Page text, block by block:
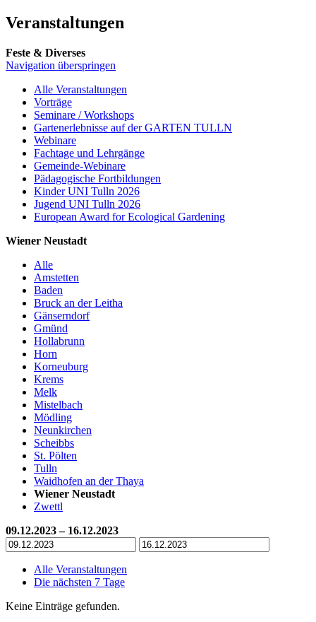
Veranstaltungen
Feste & Diverses
Navigation überspringen
Alle Veranstaltungen
Vorträge
Seminare / Workshops
Gartenerlebnisse auf der GARTEN TULLN
Webinare
Fachtage und Lehrgänge
Gemeinde-Webinare
Pädagogische Fortbildungen
Kinder UNI Tulln 2026
Jugend UNI Tulln 2026
European Award for Ecological Gardening
Wiener Neustadt
Alle
Amstetten
Baden
Bruck an der Leitha
Gänserndorf
Gmünd
Hollabrunn
Horn
Korneuburg
Krems
Melk
Mistelbach
Mödling
Neunkirchen
Scheibbs
St. Pölten
Tulln
Waidhofen an der Thaya
Wiener Neustadt
Zwettl
09.12.2023 – 16.12.2023
Alle Veranstaltungen
Die nächsten 7 Tage
Keine Einträge gefunden.